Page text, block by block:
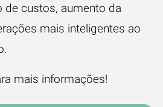
de custos, aumento da
mais inteligentes ao
mais informações!